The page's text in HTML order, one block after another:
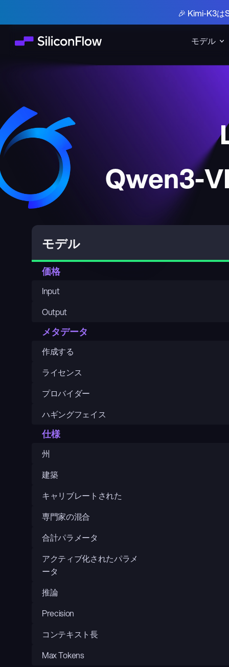
モデル
🎉 Kimi-K3
Qwen3-
モデル
価格
Input
Output
メタデータ
作成する
ライセンス
プロバイダー
ハギングフェイス
仕様
州
建築
キャリブレートされた
専門家の混合
合計パラメータ
アクティブ化されたパラメ
ータ
推論
Precision
コンテキスト長
Max Tokens